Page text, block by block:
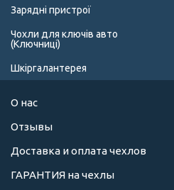
Зарядні пристрої
Чохли для ключів авто
(Ключниці)
Шкіргалантерея
О нас
Отзывы
Доставка и оплата чехлов
ГАРАНТИЯ на чехлы